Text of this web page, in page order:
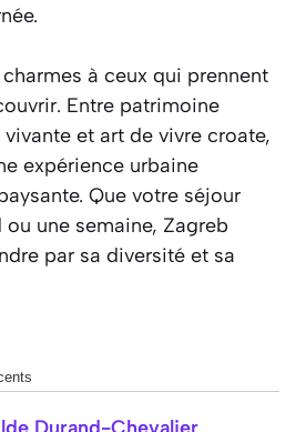
à ceux qui prennent
Entre patrimoine
et art de vivre croate,
expérience urbaine
Que votre séjour
une semaine, Zagreb
par sa diversité et sa